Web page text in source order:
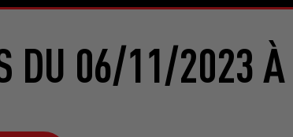
DU 06/11/2023